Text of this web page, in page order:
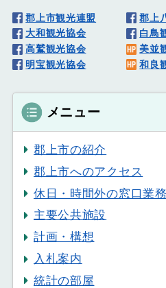
郡上市観光連盟
郡上
大和観光協会
白鳥
高鷲観光協会
美並
明宝観光協会
和良
メニュー
郡上市の紹介
郡上市へのアクセス
休日・時間外の窓口業務
主要公共施設
計画・構想
入札案内
統計の部屋